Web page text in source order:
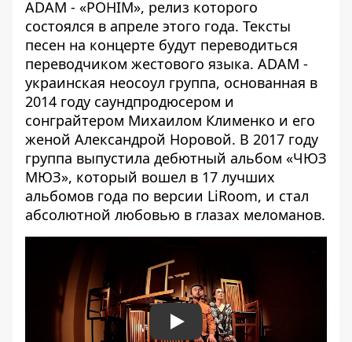
ADAM - «РОНІМ», релиз которого
состоялся в апреле этого года. Тексты
песен на концерте будут переводиться
переводчиком жестового языка. ADAM -
украинская неосоул группа, основанная в
2014 году саундпродюсером и
сонграйтером Михаилом Клименко и его
женой Александрой Норовой. В 2017 году
группа выпустила дебютный альбом «ЧЮЗ
МЮЗ», который вошел в 17 лучших
альбомов года по версии LiRoom, и стал
абсолютной любовью в глазах меломанов.
Play